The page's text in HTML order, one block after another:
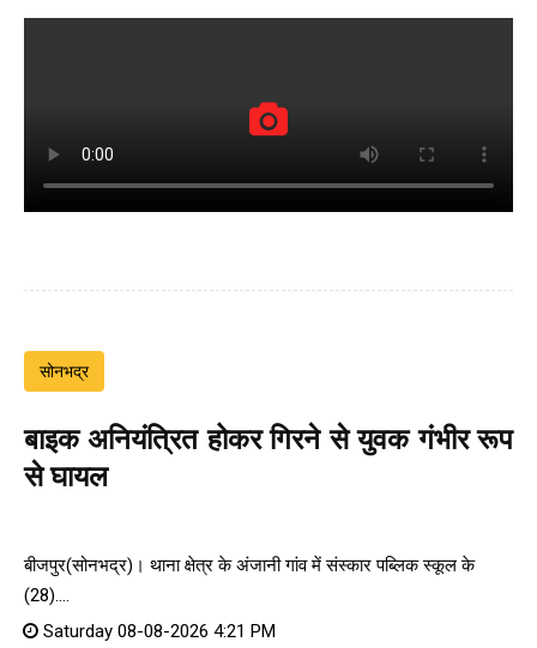
सोनभद्र
बाइक अनियंत्रित होकर गिरने से युवक गंभीर रूप
से घायल
बीजपुर(सोनभद्र)। थाना क्षेत्र के अंजानी गांव में संस्कार पब्लिक स्कूल के
(28)....
Saturday 08-08-2026 4:21 PM